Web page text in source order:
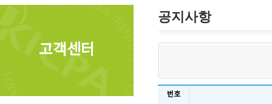
고객센터
공지사항
번호